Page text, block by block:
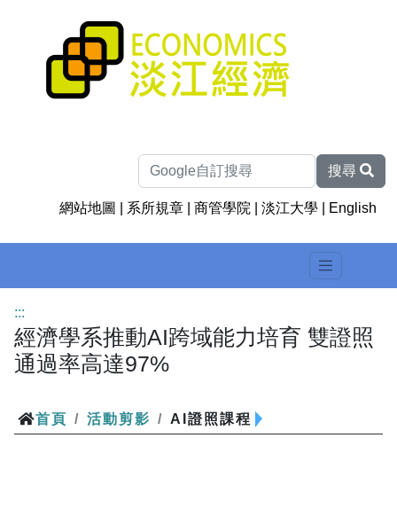
搜尋
網站地圖 系所規章 |商管學院 |淡江大學 English
:::
經濟學系推動AI跨域能力培育 雙證照
通過率高達97%
首頁 / 活動剪影 / AI證照課程